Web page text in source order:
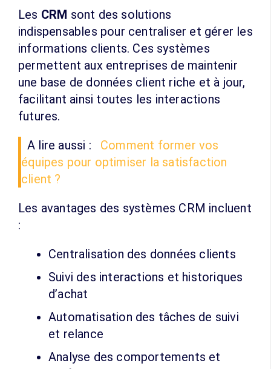
Les CRM sont des solutions
indispensables pour centraliser et gérer les
informations clients. Ces systèmes
permettent aux entreprises de maintenir
une base de données client riche et à jour,
facilitant ainsi toutes les interactions
futures.
A lire aussi :
Comment former vos
équipes pour optimiser la satisfaction
client ?
Les avantages des systèmes CRM incluent
:
Centralisation des données clients
Suivi des interactions et historiques
d’achat
Automatisation des tâches de suivi
et relance
Analyse des comportements et